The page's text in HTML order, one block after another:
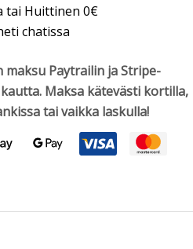
tai Huittinen 0€
chatissa
maksu Paytrailin ja Stripe-
Maksa kätevästi kortilla,
tai vaikka laskulla!